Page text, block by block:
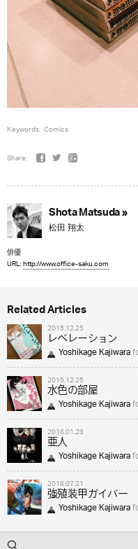
Keywords: Comics
Share:
Shota Matsuda »
松田 翔太
俳優
URL:http://www.office-saku.com
Related Articles
2015.12.25
レベレーション
Yoshikage Kajiwara
2015.12.25
水色の部屋
Yoshikage Kajiwara
2016.01.29
亜人
Yoshikage Kajiwara
2016.07.21
強殖装甲ガイバー
Yoshikage Kajiwara